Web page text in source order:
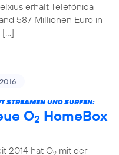
erhält Telefónica
587 Millionen Euro in
[…]
STREAMEN UND SURFEN:
O2 HomeBox
2014 hat O2mit der